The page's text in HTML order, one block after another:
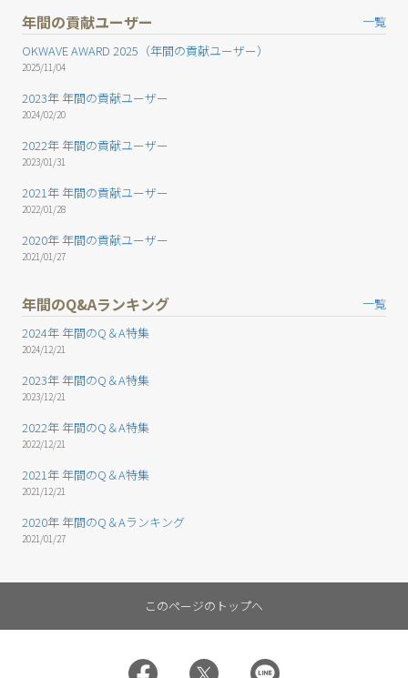
年間の貢献ユーザー
一覧
OKWAVE AWARD 2025（年間の貢献ユーザー）
2025/11/04
2023年 年間の貢献ユーザー
2024/02/20
2022年 年間の貢献ユーザー
2023/01/31
2021年 年間の貢献ユーザー
2022/01/28
2020年 年間の貢献ユーザー
2021/01/27
年間のQ&Aランキング
一覧
2024年 年間のQ＆A特集
2024/12/21
2023年 年間のQ＆A特集
2023/12/21
2022年 年間のQ＆A特集
2022/12/21
2021年 年間のQ＆A特集
2021/12/21
2020年 年間のQ＆Aランキング
2021/01/27
このページのトップへ